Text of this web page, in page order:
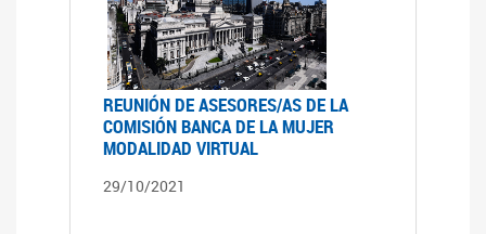
REUNIÓN DE ASESORES/AS DE LA
COMISIÓN BANCA DE LA MUJER
MODALIDAD VIRTUAL
29/10/2021